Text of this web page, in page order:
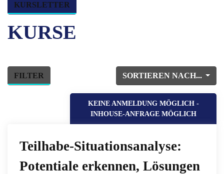
KURSLETTER
KURSE
SORTIEREN NACH...
FILTER
KEINE ANMELDUNG MÖGLICH -
INHOUSE-ANFRAGE MÖGLICH
Teilhabe-Situationsanalyse:
Potentiale erkennen, Lösungen